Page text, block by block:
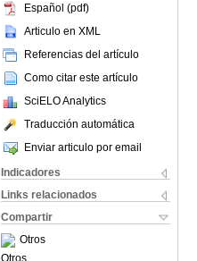
Español (pdf)
Articulo en XML
Referencias del artículo
Como citar este artículo
SciELO Analytics
Traducción automática
Enviar articulo por email
Indicadores
Links relacionados
Compartir
Otros
Otros